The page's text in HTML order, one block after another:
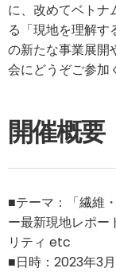
に、改めてベトナ
る「現地を理解
の新たな事業展開
会にどうぞご参加
開催概要
■テーマ：「繊維
ー最新現地レポ
リティ etc
■日時：2023年3